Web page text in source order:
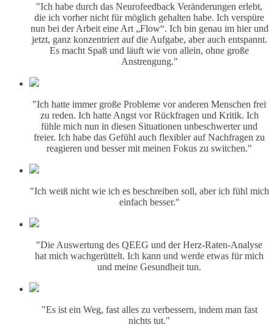
"Ich habe durch das Neurofeedback Veränderungen erlebt,
die ich vorher nicht für möglich gehalten habe. Ich verspüre
nun bei der Arbeit eine Art „Flow“. Ich bin genau im hier und
jetzt, ganz konzentriert auf die Aufgabe, aber auch entspannt.
Es macht Spaß und läuft wie von allein, ohne große
Anstrengung."
"Ich hatte immer große Probleme vor anderen Menschen frei
zu reden. Ich hatte Angst vor Rückfragen und Kritik. Ich
fühle mich nun in diesen Situationen unbeschwerter und
freier. Ich habe das Gefühl auch flexibler auf Nachfragen zu
reagieren und besser mit meinen Fokus zu switchen."
"Ich weiß nicht wie ich es beschreiben soll, aber ich fühl mich
einfach besser."
"Die Auswertung des QEEG und der Herz-Raten-Analyse
hat mich wachgerüttelt. Ich kann und werde etwas für mich
und meine Gesundheit tun.
"Es ist ein Weg, fast alles zu verbessern, indem man fast
nichts tut."